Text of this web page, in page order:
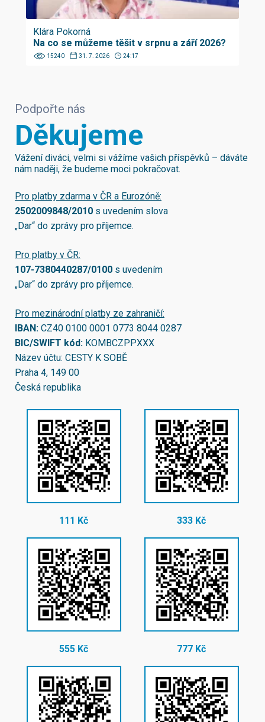
Klára Pokorná
Na co se můžeme těšit v srpnu a září 2026?
15240 31. 7. 2026 24:17
Podpořte nás
Děkujeme
Vážení diváci, velmi si vážíme vašich příspěvků – dáváte
nám naději, že budeme moci pokračovat.
Pro platby zdarma v ČR a Eurozóně:
2502009848/2010 s uvedením slova
„Dar“ do zprávy pro příjemce.
Pro platby v ČR:
107-7380440287/0100 s uvedením
„Dar“ do zprávy pro příjemce.
Pro mezinárodní platby ze zahraničí:
IBAN: CZ40 0100 0001 0773 8044 0287
BIC/SWIFT kód: KOMBCZPPXXX
Název účtu: CESTY K SOBĚ
Praha 4, 149 00
Česká republika
111 Kč 333 Kč
555 Kč 777 Kč